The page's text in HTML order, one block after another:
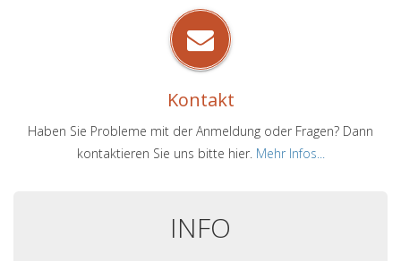
Kontakt
Haben Sie Probleme mit der Anmeldung oder Fragen? Dann
kontaktieren Sie uns bitte hier. Mehr Infos...
INFO